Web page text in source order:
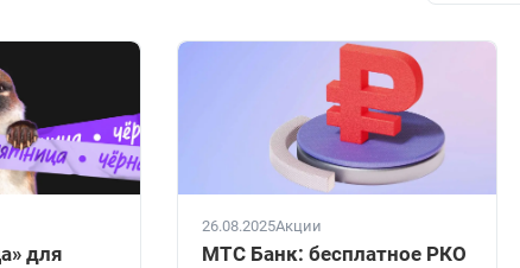
для
26.08.2025Акции
МТС Банк: бесплатное РКО